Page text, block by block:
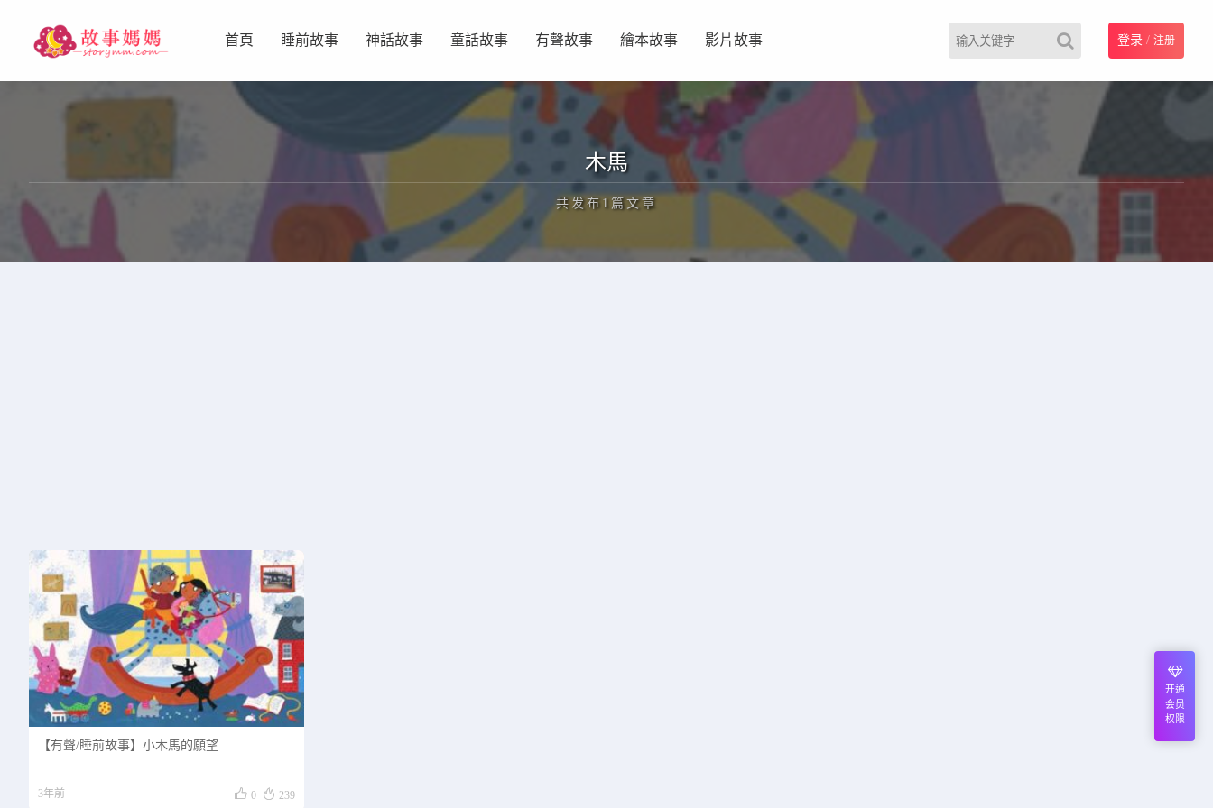
首頁 睡前故事 神話故事 童話故事 有聲故事 繪本故事 影片故事 登录 / 注册
木馬
共发布1篇文章
【有聲/睡前故事】小木馬的願望
3年前  0  239
开通
会员
权限